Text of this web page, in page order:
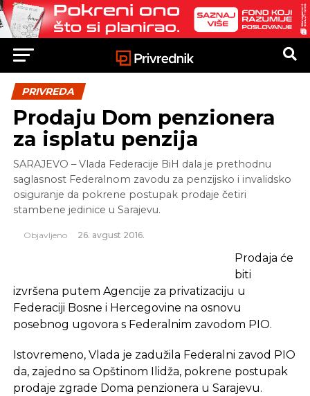
PRIVREDA
Prodaju Dom penzionera
za isplatu penzija
SARAJEVO – Vlada Federacije BiH dala je prethodnu
saglasnost Federalnom zavodu za penzijsko i invalidsko
osiguranje da pokrene postupak prodaje četiri
stambene jedinice u Sarajevu.
Objavljeno 26. avgust 2016.
Prodaja će
biti
izvršena putem Agencije za privatizaciju u
Federaciji Bosne i Hercegovine na osnovu
posebnog ugovora s Federalnim zavodom PIO.
Istovremeno, Vlada je zadužila Federalni zavod PIO
da, zajedno sa Opštinom Ilidža, pokrene postupak
prodaje zgrade Doma penzionera u Sarajevu.